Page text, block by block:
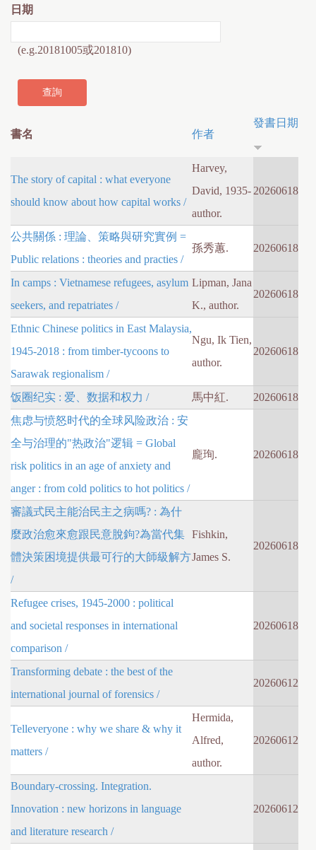
日期
(e.g.20181005或201810)
書名 作者
發書日期
The story of capital : what everyone
should know about how capital works /
Harvey,
David, 1935-
author.
20260618
公共關係 : 理論、策略與研究實例 =
Public relations : theories and practies /
孫秀蕙. 20260618
In camps : Vietnamese refugees, asylum
seekers, and repatriates /
Lipman, Jana
K., author.
20260618
Ethnic Chinese politics in East Malaysia,
1945-2018 : from timber-tycoons to
Sarawak regionalism /
Ngu, Ik Tien,
author.
20260618
饭圈纪实 : 爱、数据和权力 / 馬中紅.
20260618
焦虑与愤怒时代的全球风险政治 : 安
全与治理的"热政治"逻辑 = Global
risk politics in an age of anxiety and
anger : from cold politics to hot politics /
龐珣. 20260618
審議式民主能治民主之病嗎? : 為什
麼政治愈來愈跟民意脫鉤?為當代集
體決策困境提供最可行的大師級解方
/
Fishkin,
James S.
20260618
Refugee crises, 1945-2000 : political
and societal responses in international
comparison /
20260618
Transforming debate : the best of the
international journal of forensics /
20260612
Telleveryone : why we share & why it
matters /
Hermida,
Alfred,
author.
20260612
Boundary-crossing. Integration.
Innovation : new horizons in language
and literature research /
20260612